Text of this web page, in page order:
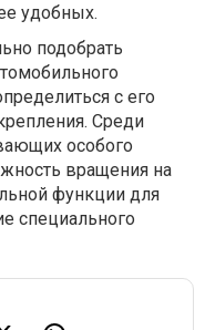
удобных.
подобрать
с его
Среди
особого
вращения на
функции для
специального